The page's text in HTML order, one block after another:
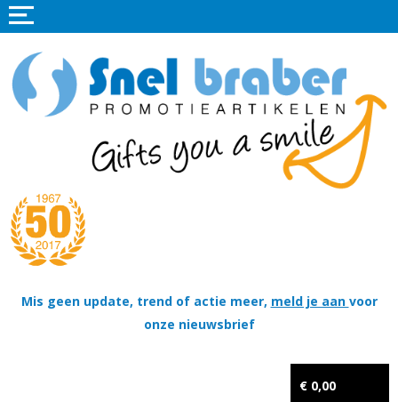
Mis geen update, trend of actie meer, meld je aan voor
onze nieuwsbrief
€ 0,00
Home
Promotieartikelen
Tassen
Thema's